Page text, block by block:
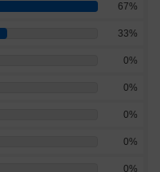
67%
33%
0%
0%
0%
0%
0%